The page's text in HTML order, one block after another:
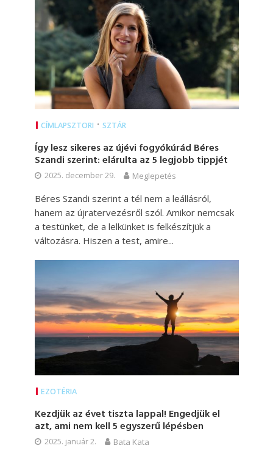
CÍMLAPSZTORI • SZTÁR
Így lesz sikeres az újévi fogyókúrád Béres
Szandi szerint: elárulta az 5 legjobb tippjét
2025. december 29. Meglepetés
Béres Szandi szerint a tél nem a leállásról,
hanem az újratervezésről szól. Amikor nemcsak
a testünket, de a lelkünket is felkészítjük a
változásra. Hiszen a test, amire...
EZOTÉRIA
Kezdjük az évet tiszta lappal! Engedjük el
azt, ami nem kell 5 egyszerű lépésben
2025. január 2. Bata Kata